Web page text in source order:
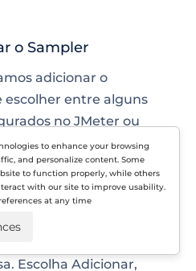
o Sampler
adicionar o
escolher entre alguns
no JMeter ou
próprios. Para este
uma opção pré-
clique com o
Group, o que abrirá
Escolha Adicionar,
to enhance your browsing
and personalize content. Some
to function properly, while others
with our site to improve usability.
at any time